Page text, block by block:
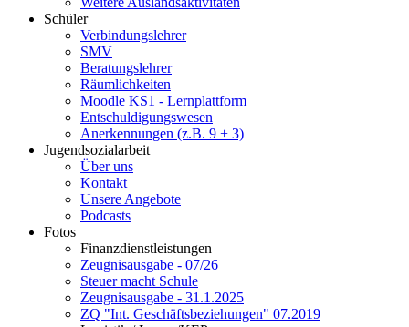
Schüler
Verbindungslehrer
SMV
Beratungslehrer
Räumlichkeiten
Moodle KS1 - Lernplattform
Entschuldigungswesen
Anerkennungen (z.B. 9 + 3)
Jugendsozialarbeit
Über uns
Kontakt
Unsere Angebote
Podcasts
Fotos
Finanzdienstleistungen
Zeugnisausgabe - 07/26
Steuer macht Schule
Zeugnisausgabe - 31.1.2025
ZQ "Int. Geschäftsbeziehungen" 07.2019